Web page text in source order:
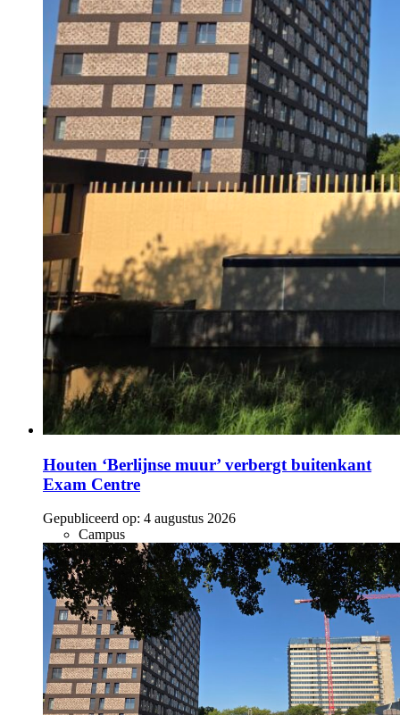
Houten ‘Berlijnse muur’ verbergt buitenkant
Exam Centre
Gepubliceerd op: 4 augustus 2026
Campus